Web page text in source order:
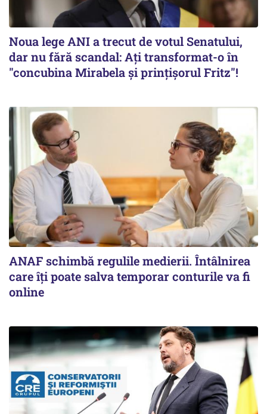
Noua lege ANI a trecut de votul Senatului,
dar nu fără scandal: Ați transformat-o în
"concubina Mirabela şi prinţişorul Fritz"!
ANAF schimbă regulile medierii. Întâlnirea
care îți poate salva temporar conturile va fi
online